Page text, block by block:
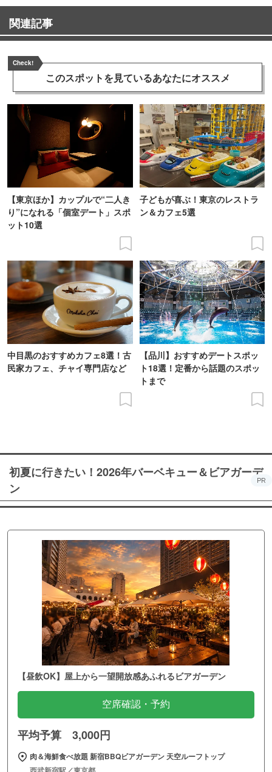
関連記事
Check!
このスポットを見ているあなたにオススメ
【東京ほか】カップルで“二人き
り”になれる「個室デート」スポ
ット10選
子どもが喜ぶ！東京のレストラ
ン＆カフェ5選
中目黒のおすすめカフェ8選！古
民家カフェ、チャイ専門店など
【品川】おすすめデートスポッ
ト18選！定番から話題のスポッ
トまで
初夏に行きたい！2026年バーベキュー＆ビアガーデ
ン
PR
【昼飲OK】屋上から一望開放感あふれるビアガーデン
空席確認・予約
平均予算 3,000円
肉＆海鮮食べ放題 新宿BBQビアガーデン 天空ルーフトップ